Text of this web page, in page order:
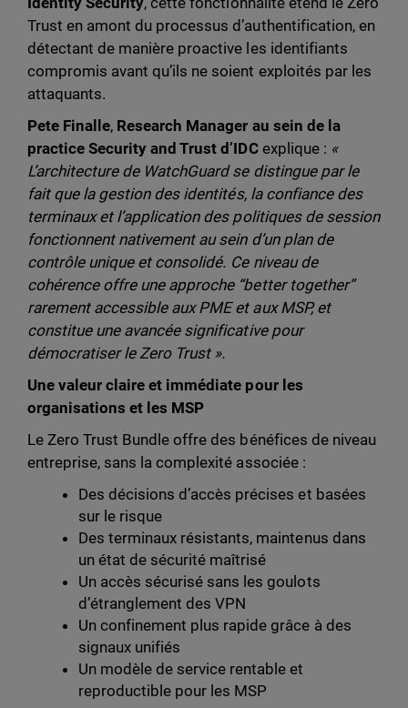
Trust en amont du processus d’authentification, en
détectant de manière proactive les identifiants
compromis avant qu’ils ne soient exploités par les
attaquants.
Pete Finalle, Research Manager au sein de la
practice Security and Trust d’IDCexplique : «
L’architecture de WatchGuard se distingue par le
fait que la gestion des identités, la confiance des
terminaux et l’application des politiques de session
fonctionnent nativement au sein d’un plan de
contrôle unique et consolidé. Ce niveau de
cohérence offre une approche “better together”
rarement accessible aux PME et aux MSP, et
constitue une avancée significative pour
démocratiser le Zero Trust ».
Une valeur claire et immédiate pour les
organisations et les MSP
Le Zero Trust Bundle offre des bénéfices de niveau
entreprise, sans la complexité associée :
Des décisions d’accès précises et basées
sur le risque
Des terminaux résistants, maintenus dans
un état de sécurité maîtrisé
Un accès sécurisé sans les goulots
d’étranglement des VPN
Un confinement plus rapide grâce à des
signaux unifiés
Un modèle de service rentable et
reproductible pour les MSP